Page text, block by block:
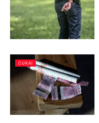
CUKAI